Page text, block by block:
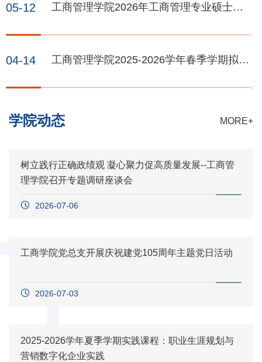
05-12
工商管理学院2026年工商管理专业硕士研
04-14
工商管理学院2025-2026学年春季学期拟出
MORE+
学院动态
树立践行正确政绩观 凝心聚力促高质量发展--工商管
理学院召开专题调研座谈会
2026-07-06
工商学院党总支开展庆祝建党105周年主题党日活动
2026-07-03
2025-2026学年夏季学期实践课程：职业生涯规划与
营销数字化企业实践